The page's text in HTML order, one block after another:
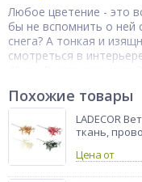
Любое цветение - это
бы не вспомнить о ней
снега? А тонкая и
смотреться в
Тип товара
Бренд
Похожие товары
LADECOR
ткань,
Цена от